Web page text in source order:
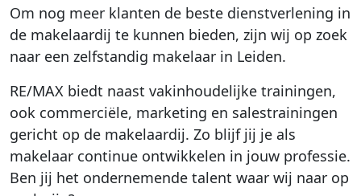
Om nog meer klanten de beste dienstverlening in
de makelaardij te kunnen bieden, zijn wij op zoek
naar een zelfstandig makelaar in Leiden.
RE/MAX biedt naast vakinhoudelijke trainingen,
ook commerciële, marketing en salestrainingen
gericht op de makelaardij. Zo blijf jij je als
makelaar continue ontwikkelen in jouw professie.
Ben jij het ondernemende talent waar wij naar op